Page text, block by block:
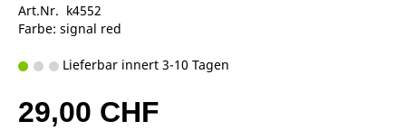
Art.Nr. k4552
Farbe: signal red
Lieferbar innert 3-10 Tagen
29,00 CHF